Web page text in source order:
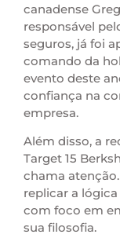
canadense
responsável
seguros, já foi
comando da
evento deste
confiança na
empresa.
Além disso, a
Target 15
chama
replicar a
com foco em
sua filosofia.